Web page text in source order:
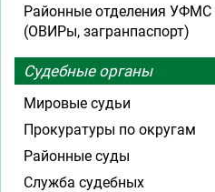
Районные отделения УФМС
(ОВИРы, загранпаспорт)
Судебные органы
Мировые судьи
Прокуратуры по округам
Районные суды
Служба судебных